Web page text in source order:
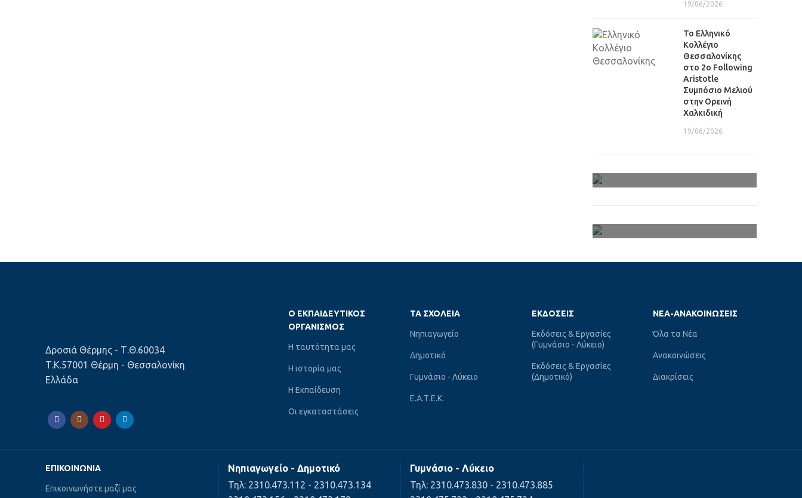
19/06/2026
Το Ελληνικό
Κολλέγιο
Θεσσαλονίκης
στο 2ο Following
Aristotle
Συμπόσιο Μελιού
στην Ορεινή
Χαλκιδική
19/06/2026
Αρχείο Πολυμέσων
Ανθολόγια
Δροσιά Θέρμης - Τ.Θ.60034
Τ.Κ.57001 Θέρμη - Θεσσαλονίκη
Ελλάδα
Ο ΕΚΠΑΙΔΕΥΤΙΚΌΣ
ΟΡΓΑΝΙΣΜΌΣ
Η ταυτότητα μας
Η ιστορία μας
Η Εκπαίδευση
Οι εγκαταστάσεις
ΤΑ ΣΧΟΛΕΊΑ
Νηπιαγωγείο
Δημοτικό
Γυμνάσιο - Λύκειο
Ε.Α.Τ.Ε.Κ.
ΕΚΔΌΣΕΙΣ
Εκδόσεις & Εργασίες
(Γυμνάσιο - Λύκειο)
Εκδόσεις & Εργασίες
(Δημοτικό)
ΝΈΑ-ΑΝΑΚΟΙΝΏΣΕΙΣ
Όλα τα Νέα
Ανακοινώσεις
Διακρίσεις
ΕΠΙΚΟΙΝΩΝΊΑ
Επικοινωνήστε μαζί μας
Νηπιαγωγείο - Δημοτικό
Τηλ: 2310.473.112 - 2310.473.134
Γυμνάσιο - Λύκειο
Τηλ: 2310.473.830 - 2310.473.885